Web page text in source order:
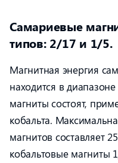
Самариевые
типов: 2/17 и 1/5.
Магнитная энергия
находится в
магниты состоят,
кобальта.
магнитов составляет
кобальтовые магниты